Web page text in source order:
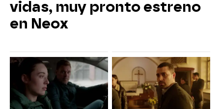
vidas, muy pronto estreno
en Neox